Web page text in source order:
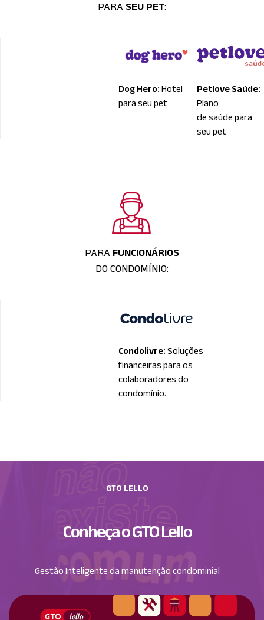
PARA SEU PET:
Dog Hero: Hotel
para seu pet
Petlove Saúde:
Plano
de saúde para
seu pet
PARA FUNCIONÁRIOS
DO CONDOMÍNIO:
Condolivre: Soluções
financeiras para os
colaboradores do
condomínio.
GTO LELLO
Conheça o GTO Lello
Gestão Inteligente da manutenção condominial